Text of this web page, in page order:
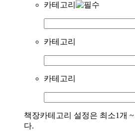
카테고리
카테고리
카테고리
책장카테고리 설정은 최소1개
다.